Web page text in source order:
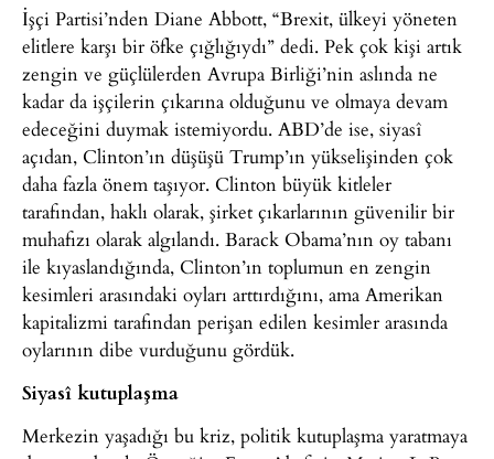
İşçi Partisi’nden Diane Abbott, “Brexit, ülkeyi yöneten
elitlere karşı bir öfke çığlığıydı” dedi. Pek çok kişi artık
zengin ve güçlülerden Avrupa Birliği’nin aslında ne
kadar da işçilerin çıkarına olduğunu ve olmaya devam
edeceğini duymak istemiyordu. ABD’de ise, siyasî
açıdan, Clinton’ın düşüşü Trump’ın yükselişinden çok
daha fazla önem taşıyor. Clinton büyük kitleler
tarafından, haklı olarak, şirket çıkarlarının güvenilir bir
muhafızı olarak algılandı. Barack Obama’nın oy tabanı
ile kıyaslandığında, Clinton’ın toplumun en zengin
kesimleri arasındaki oyları arttırdığını, ama Amerikan
kapitalizmi tarafından perişan edilen kesimler arasında
oylarının dibe vurduğunu gördük.
Siyasî kutuplaşma
Merkezin yaşadığı bu kriz, politik kutuplaşma yaratmaya